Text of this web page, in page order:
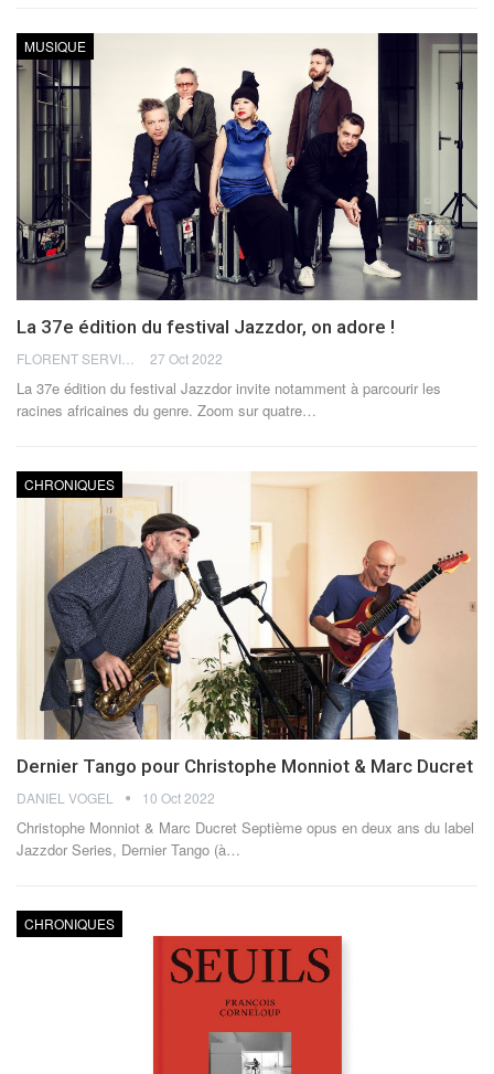
MUSIQUE
La 37e édition du festival Jazzdor, on adore !
27 Oct 2022
La 37e édition du festival Jazzdor invite notamment à parcourir les
racines africaines du genre. Zoom sur quatre…
CHRONIQUES
Dernier Tango pour Christophe Monniot & Marc Ducret
DANIEL VOGEL 10 Oct 2022
Christophe Monniot & Marc Ducret Septième opus en deux ans du label
Jazzdor Series, Dernier Tango (à…
CHRONIQUES